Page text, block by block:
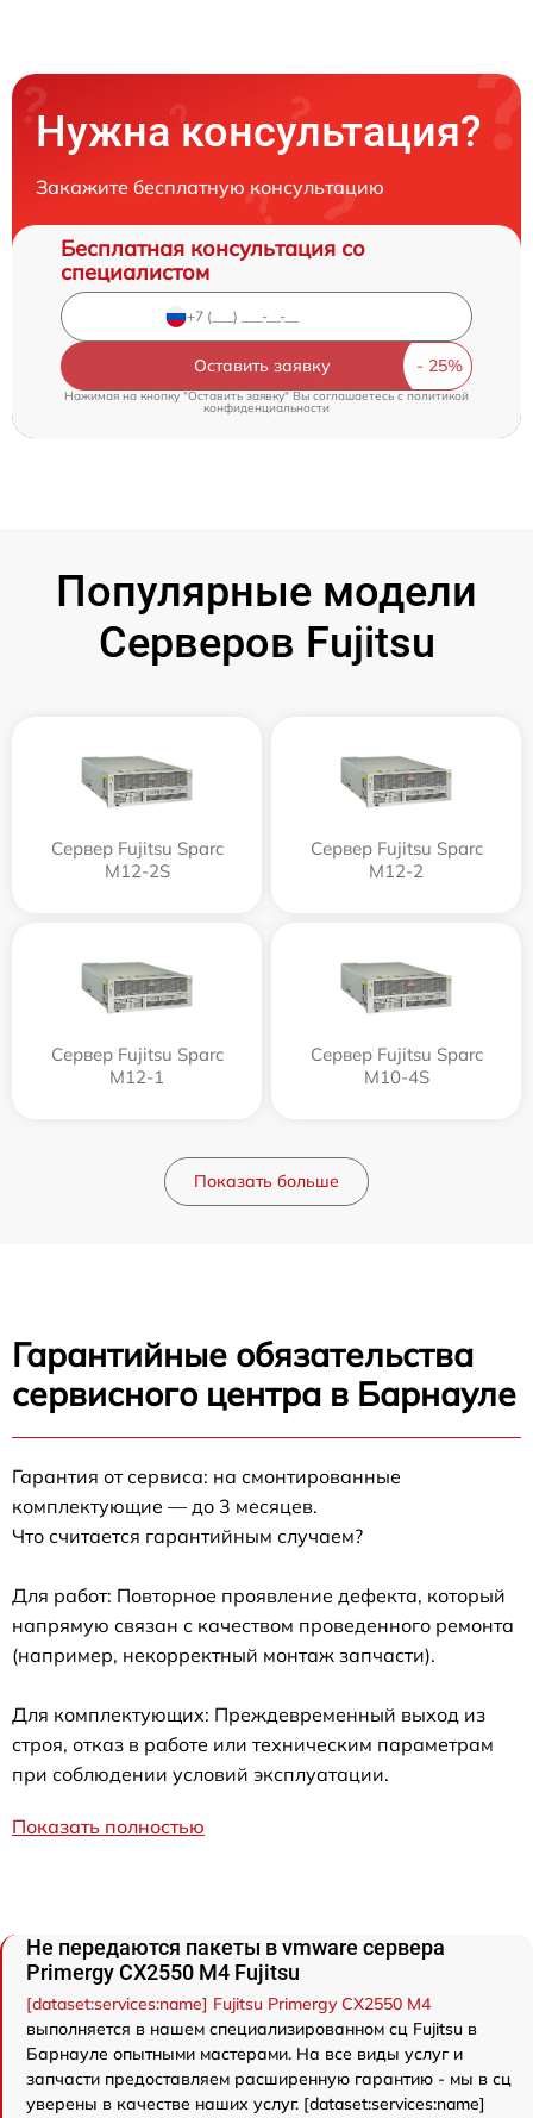
Нужна консультация?
Закажите бесплатную консультацию
Бесплатная консультация со
специалистом
Оставить заявку
Нажимая на кнопку "Оставить заявку" Вы соглашаетесь cполитикой
конфиденциальности
Популярные модели
Серверов Fujitsu
Сервер Fujitsu Sparc
M12-2S
Сервер Fujitsu Sparc
M12-2
Сервер Fujitsu Sparc
M12-1
Сервер Fujitsu Sparc
M10-4S
Показать больше
Гарантийные обязательства
сервисного центра в Барнауле
Гарантия от сервиса: на смонтированные
комплектующие — до 3 месяцев.
Что считается гарантийным случаем?
Для работ: Повторное проявление дефекта, который
напрямую связан с качеством проведенного ремонта
(например, некорректный монтаж запчасти).
Для комплектующих: Преждевременный выход из
строя, отказ в работе или техническим параметрам
при соблюдении условий эксплуатации.
Показать полностью
Не передаются пакеты в vmware сервера
Primergy CX2550 M4 Fujitsu
[dataset:services:name] Fujitsu Primergy CX2550 M4
выполняется в нашем специализированном сц Fujitsu в
Барнауле опытными мастерами. На все виды услуг и
запчасти предоставляем расширенную гарантию - мы в сц
уверены в качестве наших услуг. [dataset:services:name]